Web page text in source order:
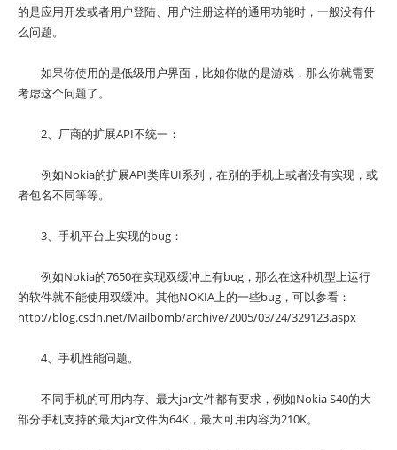
的是应用开发或者用户登陆、用户注册这样的通用功能时，一般没有什
么问题。
如果你使用的是低级用户界面，比如你做的是游戏，那么你就需要
考虑这个问题了。
2、厂商的扩展API不统一：
例如Nokia的扩展API类库UI系列，在别的手机上或者没有实现，或
者包名不同等等。
3、手机平台上实现的bug：
例如Nokia的7650在实现双缓冲上有bug，那么在这种机型上运行
的软件就不能使用双缓冲。其他NOKIA上的一些bug，可以参看：
http://blog.csdn.net/Mailbomb/archive/2005/03/24/329123.aspx
4、手机性能问题。
不同手机的可用内存、最大jar文件都有要求，例如Nokia S40的大
部分手机支持的最大jar文件为64K，最大可用内容为210K。